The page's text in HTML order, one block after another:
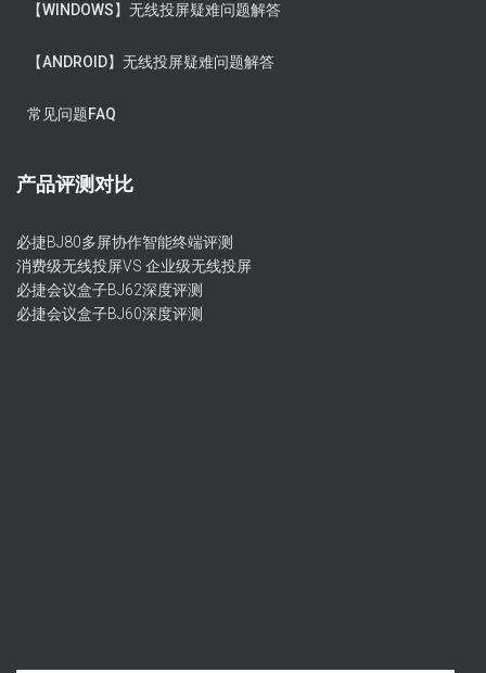
【WINDOWS】无线投屏疑难问题解答
【ANDROID】无线投屏疑难问题解答
常见问题FAQ
产品评测对比
必捷BJ80多屏协作智能终端评测
消费级无线投屏VS 企业级无线投屏
必捷会议盒子BJ62深度评测
必捷会议盒子BJ60深度评测